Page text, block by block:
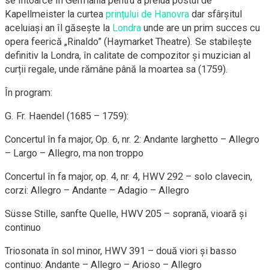
Kapellmeister la curtea prințului de Hanovra dar sfârșitul
aceluiași an îl găsește la Londra unde are un prim succes cu
opera feerică „Rinaldo” (Haymarket Theatre). Se stabilește
definitiv la Londra, în calitate de compozitor și muzician al
curții regale, unde rămâne până la moartea sa (1759).
​În program:
G. Fr. Haendel (1685 – 1759):
​Concertul în fa major, Op. 6, nr. 2: Andante larghetto – Allegro
– Largo – Allegro, ma non troppo
​Concertul în fa major, op. 4, nr. 4, HWV 292 – solo clavecin,
corzi: Allegro – Andante – Adagio – Allegro
​Süsse Stille, sanfte Quelle, HWV 205 – soprană, vioară și
continuo
​Triosonata în sol minor, HWV 391 – două viori și basso
continuo: Andante – Allegro – Arioso – Allegro